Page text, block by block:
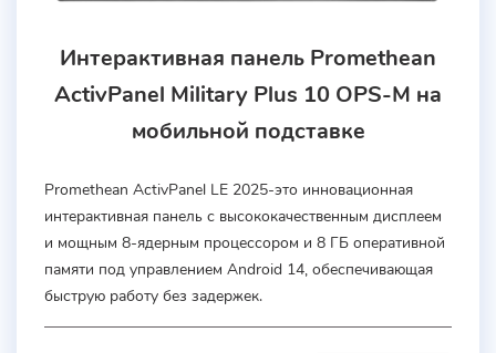
Интерактивная панель Promethean
ActivPanel Military Plus 10 OPS-M на
мобильной подставке
Promethean ActivPanel LE 2025-это инновационная
интерактивная панель с высококачественным дисплеем
и мощным 8-ядерным процессором и 8 ГБ оперативной
памяти под управлением Android 14, обеспечивающая
быструю работу без задержек.